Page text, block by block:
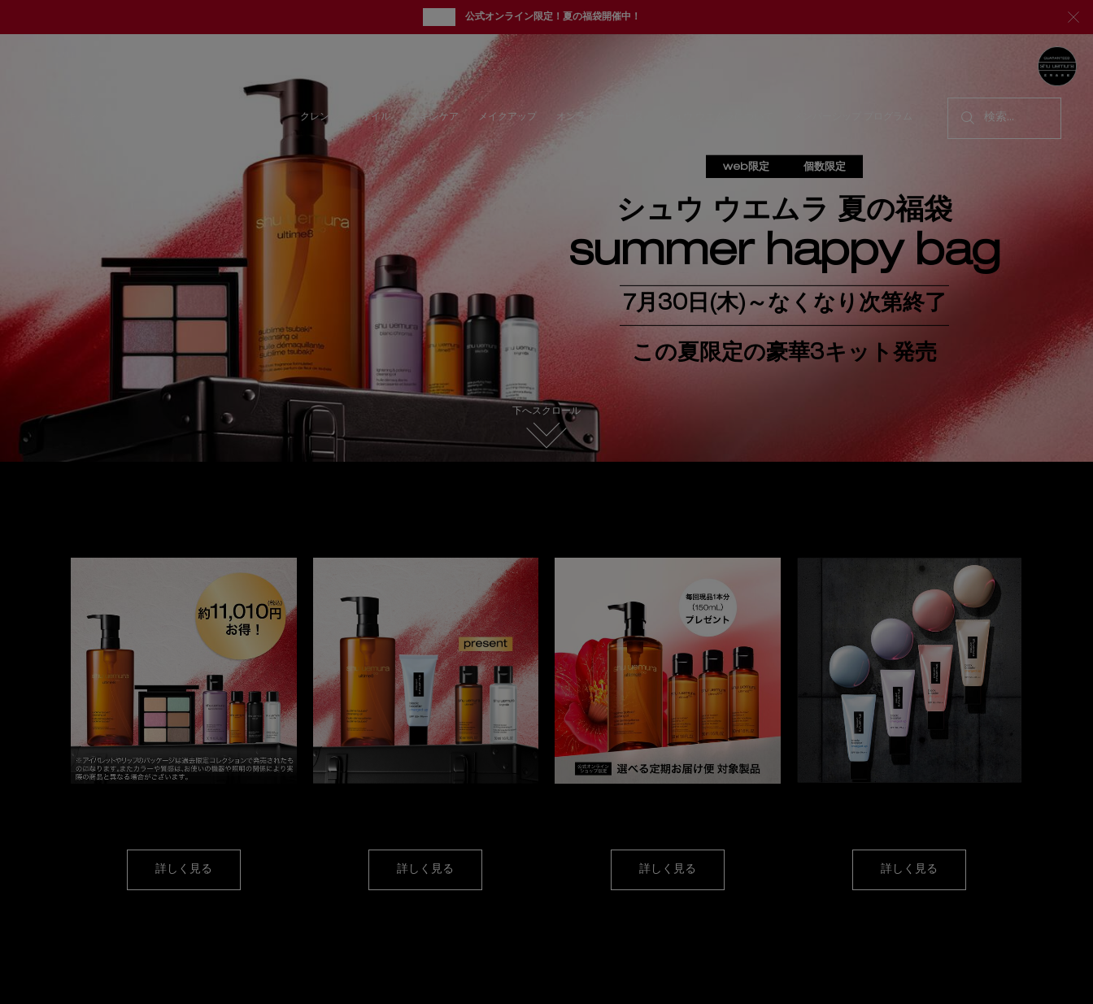
公式オンライン限定！夏の福袋開催中！
シ
クレンジング オイル スキンケア メイクアップ オンラインサービス 検索...
下へスクロール
web限定 個数限定
シュウ ウエムラ 夏の福袋
summer happy bag
7月30日(木)～なくなり次第終了
この夏限定の豪華3キット発売
詳しく見る 詳しく見る 詳しく見る 詳しく見る